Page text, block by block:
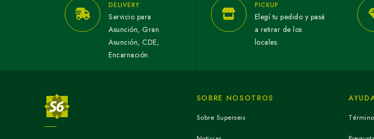
DELIVERY
Servicio para
Asunción, Gran
Asunción, CDE,
Encarnación.
PICKUP
Elegí tu pedido y pasá
a retirar de los
locales.
SOBRE NOSOTROS
Sobre Superseis